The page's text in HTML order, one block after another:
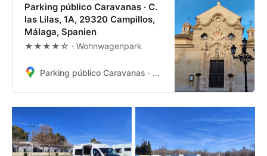
Parking público Caravanas · C.
las Lilas, 1A, 29320 Campillos,
Málaga, Spanien
★★★★☆ · Wohnwagenpark
Parking público Caravanas · C. las Lilas, 1A, 29320 Campillos, Málaga, Spanien